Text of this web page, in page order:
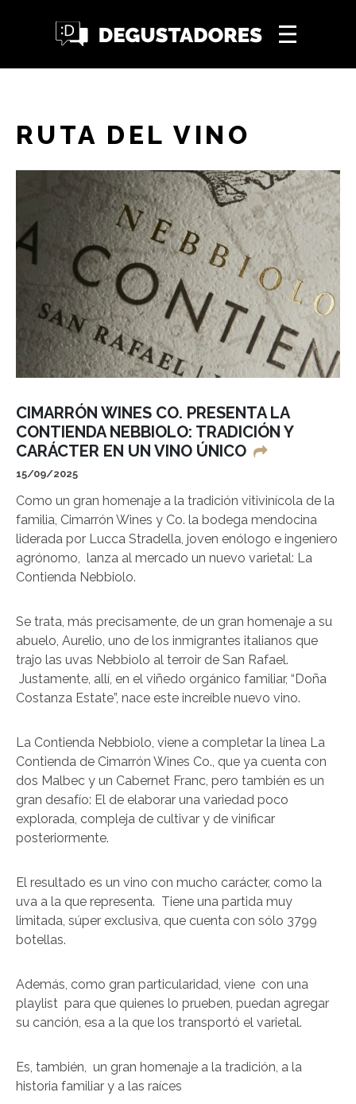
RUTA DEL VINO
CIMARRÓN WINES CO. PRESENTA LA
CONTIENDA NEBBIOLO: TRADICIÓN Y
CARÁCTER EN UN VINO ÚNICO
15/09/2025
Como un gran homenaje a la tradición vitivinícola de la
familia, Cimarrón Wines y Co. la bodega mendocina
liderada por Lucca Stradella, joven enólogo e ingeniero
agrónomo, lanza al mercado un nuevo varietal: La
Contienda Nebbiolo.
Se trata, más precisamente, de un gran homenaje a su
abuelo, Aurelio, uno de los inmigrantes italianos que
trajo las uvas Nebbiolo al terroir de San Rafael.
Justamente, allí, en el viñedo orgánico familiar, “Doña
Costanza Estate”, nace este increíble nuevo vino.
La Contienda Nebbiolo, viene a completar la línea La
Contienda de Cimarrón Wines Co., que ya cuenta con
dos Malbec y un Cabernet Franc, pero también es un
gran desafío: El de elaborar una variedad poco
explorada, compleja de cultivar y de vinificar
posteriormente.
El resultado es un vino con mucho carácter, como la
uva a la que representa. Tiene una partida muy
limitada, súper exclusiva, que cuenta con sólo 3799
botellas.
Además, como gran particularidad, viene con una
playlist para que quienes lo prueben, puedan agregar
su canción, esa a la que los transportó el varietal.
Es, también, un gran homenaje a la tradición, a la
historia familiar y a las raíces